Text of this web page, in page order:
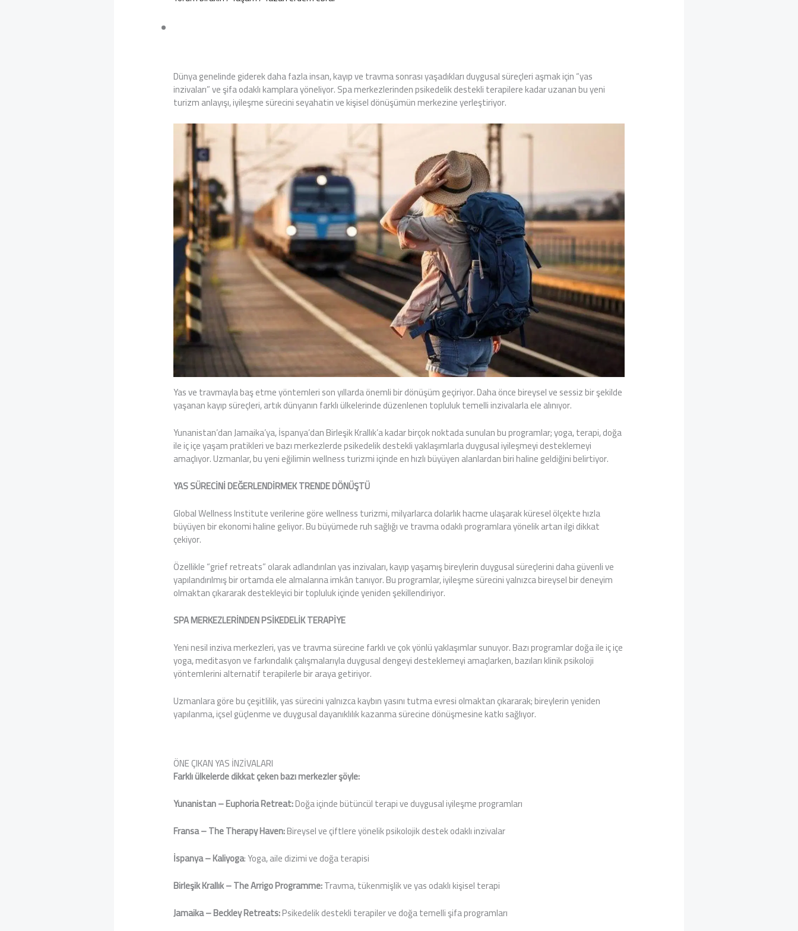
Dünya genelinde giderek daha fazla insan, kayıp ve travma sonrası yaşadıkları duygusal süreçleri aşmak için “yas
inzivaları” ve şifa odaklı kamplara yöneliyor. Spa merkezlerinden psikedelik destekli terapilere kadar uzanan bu yeni
turizm anlayışı, iyileşme sürecini seyahatin ve kişisel dönüşümün merkezine yerleştiriyor.
Yas ve travmayla baş etme yöntemleri son yıllarda önemli bir dönüşüm geçiriyor. Daha önce bireysel ve sessiz bir şekilde
yaşanan kayıp süreçleri, artık dünyanın farklı ülkelerinde düzenlenen topluluk temelli inzivalarla ele alınıyor.
Yunanistan’dan Jamaika’ya, İspanya’dan Birleşik Krallık’a kadar birçok noktada sunulan bu programlar; yoga, terapi, doğa
ile iç içe yaşam pratikleri ve bazı merkezlerde psikedelik destekli yaklaşımlarla duygusal iyileşmeyi desteklemeyi
amaçlıyor. Uzmanlar, bu yeni eğilimin wellness turizmi içinde en hızlı büyüyen alanlardan biri haline geldiğini belirtiyor.
YAS SÜRECİNİ DEĞERLENDİRMEK TRENDE DÖNÜŞTÜ
Global Wellness Institute verilerine göre wellness turizmi, milyarlarca dolarlık hacme ulaşarak küresel ölçekte hızla
büyüyen bir ekonomi haline geliyor. Bu büyümede ruh sağlığı ve travma odaklı programlara yönelik artan ilgi dikkat
çekiyor.
Özellikle “grief retreats” olarak adlandırılan yas inzivaları, kayıp yaşamış bireylerin duygusal süreçlerini daha güvenli ve
yapılandırılmış bir ortamda ele almalarına imkân tanıyor. Bu programlar, iyileşme sürecini yalnızca bireysel bir deneyim
olmaktan çıkararak destekleyici bir topluluk içinde yeniden şekillendiriyor.
SPA MERKEZLERİNDEN PSİKEDELİK TERAPİYE
Yeni nesil inziva merkezleri, yas ve travma sürecine farklı ve çok yönlü yaklaşımlar sunuyor. Bazı programlar doğa ile iç içe
yoga, meditasyon ve farkındalık çalışmalarıyla duygusal dengeyi desteklemeyi amaçlarken, bazıları klinik psikoloji
yöntemlerini alternatif terapilerle bir araya getiriyor.
Uzmanlara göre bu çeşitlilik, yas sürecini yalnızca kaybın yasını tutma evresi olmaktan çıkararak; bireylerin yeniden
yapılanma, içsel güçlenme ve duygusal dayanıklılık kazanma sürecine dönüşmesine katkı sağlıyor.
ÖNE ÇIKAN YAS İNZİVALARI
Farklı ülkelerde dikkat çeken bazı merkezler şöyle:
Yunanistan – Euphoria Retreat:Doğa içinde bütüncül terapi ve duygusal iyileşme programları
Fransa – The Therapy Haven:Bireysel ve çiftlere yönelik psikolojik destek odaklı inzivalar
İspanya – Kaliyoga: Yoga, aile dizimi ve doğa terapisi
Birleşik Krallık – The Arrigo Programme:Travma, tükenmişlik ve yas odaklı kişisel terapi
Jamaika – Beckley Retreats:Psikedelik destekli terapiler ve doğa temelli şifa programları